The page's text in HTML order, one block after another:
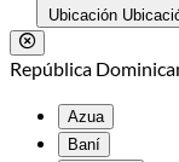
Ubicación
República
Azua
Baní